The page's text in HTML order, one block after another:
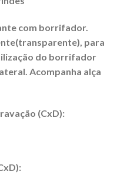
com borrifador.
para
do borrifador
Acompanha alça
(CxD):